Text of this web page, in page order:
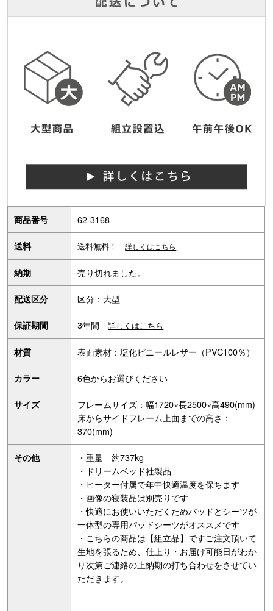
商品番号 62-3168
送料 送料無料！ 詳しくはこちら
納期 売り切れました。
配送区分 区分：大型
保証期間 3年間詳しくはこちら
材質 表面素材：塩化ビニールレザー（PVC100％）
カラー 6色からお選びください
サイズ
フレームサイズ：幅1720×長2500×高490(mm)
床からサイドフレーム上面までの高さ：
370(mm)
その他
・重量 約737kg
・ドリームベッド社製品
・ヒーター付属で年中快適温度を保ちます
・画像の寝装品は別売りです
・快適にお使いいただくためパッドとシーツが
一体型の専用パッドシーツがオススメです
・こちらの商品は【組立品】ですご注文頂いて
生地を張るため、仕上り・お届け可能日がわか
り次第ご連絡の上納期の打ち合わせをさせてい
ただきます。